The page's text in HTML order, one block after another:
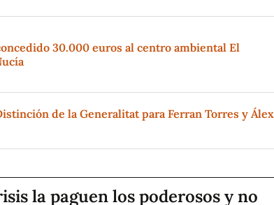
30.000 euros al centro ambiental El
de la Generalitat para Ferran Torres y Álex
la paguen los poderosos y no